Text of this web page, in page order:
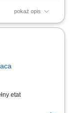
pokaż opis
realizacja
etat